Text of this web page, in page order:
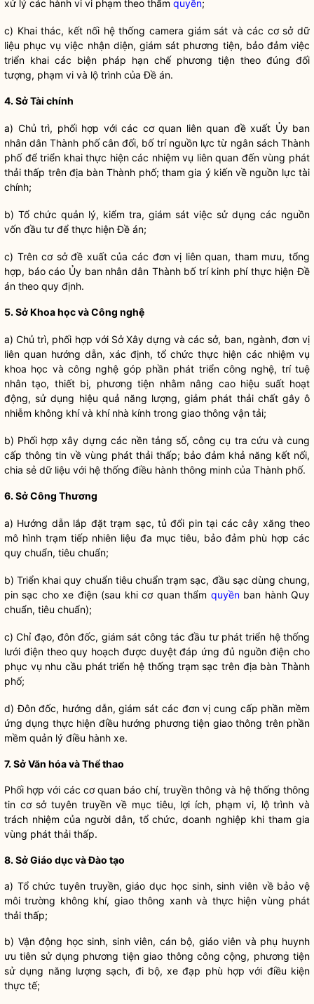
xử lý các hành vi vi phạm theo thẩm quyền;
c) Khai thác, kết nối hệ thống camera giám sát và các cơ sở dữ
liệu phục vụ việc nhận diện, giám sát phương tiện, bảo đảm việc
triển khai các biện pháp hạn chế phương tiện theo đúng đối
tượng, phạm vi và lộ trình của Đề án.
4. Sở Tài chính
a) Chủ trì, phối hợp với các cơ quan liên quan đề xuất Ủy ban
nhân dân Thành phố cân đối, bố trí nguồn lực từ ngân sách Thành
phố để triển khai thực hiện các nhiệm vụ liên quan đến vùng phát
thải thấp trên địa bàn Thành phố; tham gia ý kiến về nguồn lực tài
chính;
b) Tổ chức quản lý, kiểm tra, giám sát việc sử dụng các nguồn
vốn đầu tư để thực hiện Đề án;
c) Trên cơ sở đề xuất của các đơn vị liên quan, tham mưu, tổng
hợp, báo cáo Ủy ban nhân dânThành bố trí kinh phí thực hiện Đề
án theo quy định.
5. Sở Khoa học và Công nghệ
a) Chủ trì, phối hợp với Sở Xây dựng và các sở, ban, ngành, đơn vị
liên quan hướng dẫn, xác định, tổ chức thực hiện các nhiệm vụ
khoa học và công nghệ góp phần phát triển công nghệ, trí tuệ
nhân tạo, thiết bị, phương tiện nhằm nâng cao hiệu suất hoạt
động, sử dụng hiệu quả năng lượng, giảm phát thải chất gây ô
nhiễm không khí và khí nhà kính trong giao thông vận tải;
b) Phối hợp xây dựng các nền tảng số, công cụ tra cứu và cung
cấp thông tin về vùng phát thải thấp; bảo đảm khả năng kết nối,
chia sẻ dữ liệu với hệ thống điều hành thông minh của Thành phố.
6. Sở Công Thương
a) Hướng dẫn lắp đặt trạm sạc, tủ đổi pin tại các cây xăng theo
mô hình trạm tiếp nhiên liệu đa mục tiêu, bảo đảm phù hợp các
quy chuẩn, tiêu chuẩn;
b) Triển khai quy chuẩn tiêu chuẩn trạm sạc, đầu sạc dùng chung,
pin sạc cho xe điện (sau khi cơ quan thẩm quyềnban hành Quy
chuẩn, tiêu chuẩn);
c)Chỉ đạo, đôn đốc, giám sát công tác đầu tư phát triển hệ thống
lưới điện theo quy hoạch được duyệt đáp ứng đủ nguồn điện cho
phục vụ nhu cầu phát triển hệ thống trạm sạc trên địa bàn Thành
phố;
d) Đôn đốc, hướng dẫn, giám sát các đơn vị cung cấp phần mềm
ứng dụng thực hiện điều hướng phương tiện giao thông trên phần
mềm quản lý điều hành xe.
7. Sở Văn hóa và Thể thao
Phối hợp với các cơ quan báo chí, truyền thông và hệ thống thông
tin cơ sở tuyên truyền về mục tiêu, lợi ích, phạm vi, lộ trình và
trách nhiệm của người dân, tổ chức, doanh nghiệp khi tham gia
vùng phát thải thấp.
8. Sở Giáo dục và Đào tạo
a) Tổ chức tuyên truyền, giáo dục học sinh, sinh viên về bảo vệ
môi trường không khí, giao thông xanh và thực hiện vùng phát
thải thấp;
b) Vận động học sinh, sinh viên, cán bộ, giáo viên và phụ huynh
ưu tiên sử dụng phương tiện giao thông công cộng, phương tiện
sử dụng năng lượng sạch, đi bộ, xe đạp phù hợp với điều kiện
thực tế;